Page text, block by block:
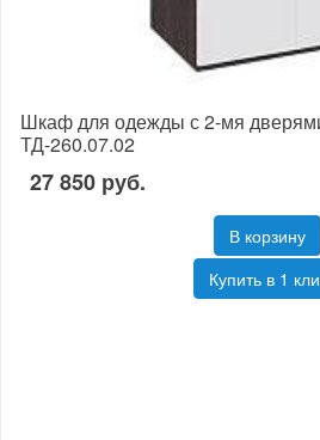
Шкаф для одежды с 2-мя
ТД-260.07.02
27 850 руб.
В корзину
Купить в 1